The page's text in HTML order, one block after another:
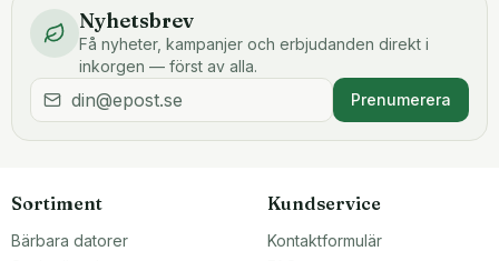
Nyhetsbrev
Få nyheter, kampanjer och erbjudanden direkt i
inkorgen — först av alla.
Prenumerera
Sortiment
Bärbara datorer
Kundservice
Kontaktformulär